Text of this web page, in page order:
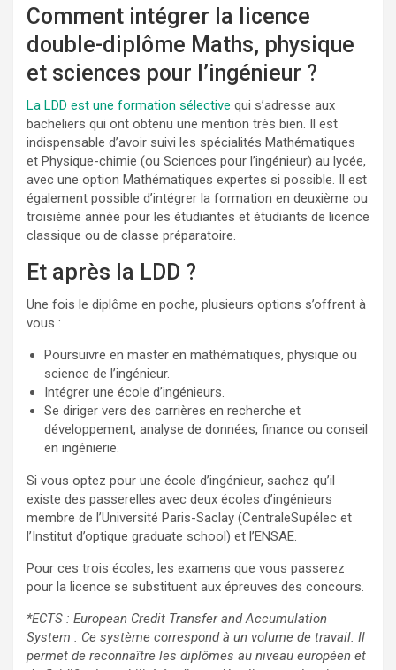
Comment intégrer la licence
double-diplôme Maths, physique
et sciences pour l’ingénieur ?
La LDD est une formation sélective qui s’adresse aux
bacheliers qui ont obtenu une mention très bien. Il est
indispensable d’avoir suivi les spécialités Mathématiques
et Physique-chimie (ou Sciences pour l’ingénieur) au lycée,
avec une option Mathématiques expertes si possible. Il est
également possible d’intégrer la formation en deuxième ou
troisième année pour les étudiantes et étudiants de licence
classique ou de classe préparatoire.
Et après la LDD ?
Une fois le diplôme en poche, plusieurs options s’offrent à
vous :
Poursuivre en master en mathématiques, physique ou
science de l’ingénieur.
Intégrer une école d’ingénieurs.
Se diriger vers des carrières en recherche et
développement, analyse de données, finance ou conseil
en ingénierie.
Si vous optez pour une école d’ingénieur, sachez qu’il
existe des passerelles avec deux écoles d’ingénieurs
membre de l’Université Paris-Saclay (CentraleSupélec et
l’Institut d’optique graduate school) et l’ENSAE.
Pour ces trois écoles, les examens que vous passerez
pour la licence se substituent aux épreuves des concours.
*ECTS : European Credit Transfer and Accumulation
System . Ce système correspond à un volume de travail. Il
permet de reconnaître les diplômes au niveau européen et